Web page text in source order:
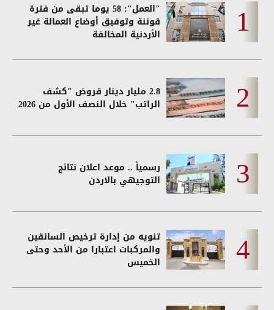
"العمل": 58 يوما تبقى من فترة
قوننة وتوفيق أوضاع العمالة غير
الأردنية المخالفة
2.8 مليار دينار قروض "كشف
الراتب" خلال النصف الأول من 2026
رسمياً .. موعد اعلان نتائج
التوجيهي بالاردن
تنويه من إدارة ترخيص السائقين
والمركبات اعتبارا من الأحد وحتى
الخميس